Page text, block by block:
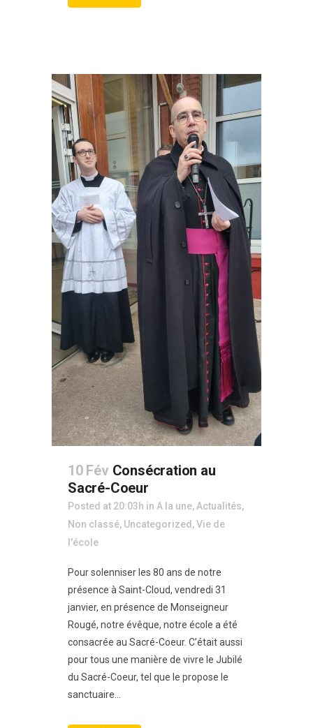
10 Fév Consécration au
Sacré-Coeur
Posted at 20:03h in A la une, Actualités,
Non classé, Uncategorized ,Vie de
l'école
Pour solenniser les 80 ans de notre
présence à Saint-Cloud, vendredi 31
janvier, en présence de Monseigneur
Rougé, notre évêque, notre école a été
consacrée au Sacré-Coeur. C’était aussi
pour tous une manière de vivre le Jubilé
du Sacré-Coeur, tel que le propose le
sanctuaire...